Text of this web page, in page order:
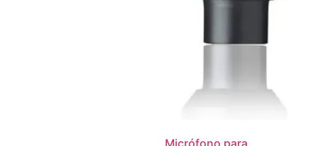
Micrófono para